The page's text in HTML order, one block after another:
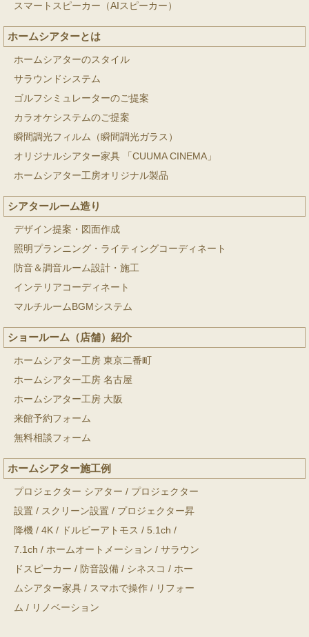
スマートスピーカー（AIスピーカー）
ホームシアターとは
ホームシアターのスタイル
サラウンドシステム
ゴルフシミュレーターのご提案
カラオケシステムのご提案
瞬間調光フィルム（瞬間調光ガラス）
オリジナルシアター家具 「CUUMA CINEMA」
ホームシアター工房オリジナル製品
シアタールーム造り
デザイン提案・図面作成
照明プランニング・ライティングコーディネート
防音＆調音ルーム設計・施工
インテリアコーディネート
マルチルームBGMシステム
ショールーム（店舗）紹介
ホームシアター工房 東京二番町
ホームシアター工房 名古屋
ホームシアター工房 大阪
来館予約フォーム
無料相談フォーム
ホームシアター施工例
プロジェクター シアター / プロジェクター
設置 / スクリーン設置 / プロジェクター昇
降機 / 4K / ドルビーアトモス / 5.1ch /
7.1ch / ホームオートメーション / サラウン
ドスピーカー / 防音設備 / シネスコ / ホー
ムシアター家具 / スマホで操作 / リフォー
ム / リノベーション